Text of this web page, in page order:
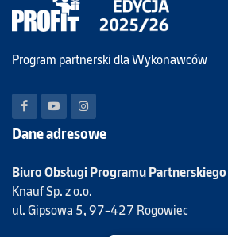
Program partnerski dla Wykonawców
Dane adresowe
Biuro Obsługi Programu
Knauf Sp. z o.o.
ul. Gipsowa 5, 97-427 Rogowiec